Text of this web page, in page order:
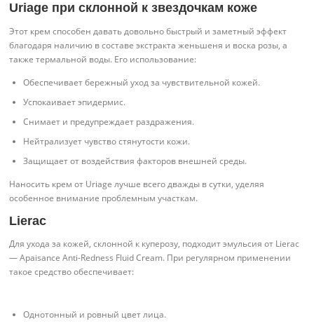
Uriage при склонной к звездочкам коже
Этот крем способен давать довольно быстрый и заметный эффект
благодаря наличию в составе экстракта женьшеня и воска розы, а
также термальной воды. Его использование:
Обеспечивает бережный уход за чувствительной кожей.
Успокаивает эпидермис.
Снимает и предупреждает раздражения.
Нейтрализует чувство стянутости кожи.
Защищает от воздействия факторов внешней среды.
Наносить крем от Uriage лучше всего дважды в сутки, уделяя
особенное внимание проблемным участкам.
Lierac
Для ухода за кожей, склонной к куперозу, подходит эмульсия от Lierac
— Apaisance Anti-Redness Fluid Cream. При регулярном применении
такое средство обеспечивает:
Однотонный и ровный цвет лица.